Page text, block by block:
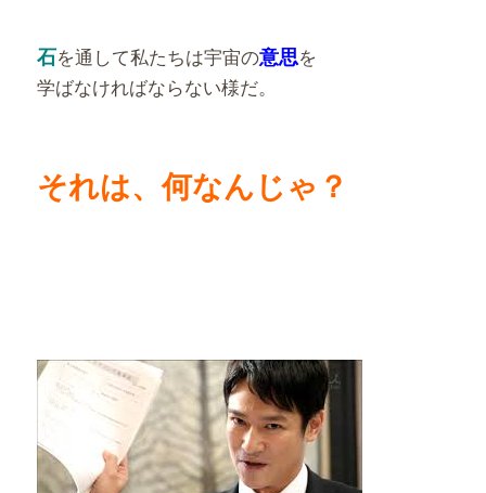
石を通して私たちは宇宙の意思を
学ばなければならない様だ。
それは、何なんじゃ？